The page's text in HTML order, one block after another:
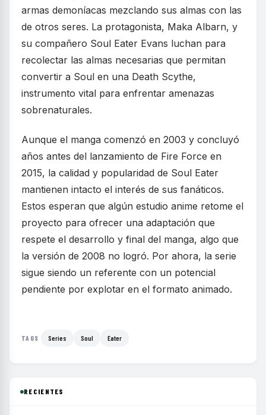
armas demoníacas mezclando sus almas con las
de otros seres. La protagonista, Maka Albarn, y
su compañero Soul Eater Evans luchan para
recolectar las almas necesarias que permitan
convertir a Soul en una Death Scythe,
instrumento vital para enfrentar amenazas
sobrenaturales.
Aunque el manga comenzó en 2003 y concluyó
años antes del lanzamiento de Fire Force en
2015, la calidad y popularidad de Soul Eater
mantienen intacto el interés de sus fanáticos.
Estos esperan que algún estudio anime retome el
proyecto para ofrecer una adaptación que
respete el desarrollo y final del manga, algo que
la versión de 2008 no logró. Por ahora, la serie
sigue siendo un referente con un potencial
pendiente por explotar en el formato animado.
TAGS Series Soul Eater
RECIENTES